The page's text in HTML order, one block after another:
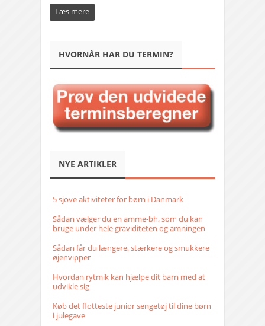
Læs mere
HVORNÅR HAR DU TERMIN?
NYE ARTIKLER
5 sjove aktiviteter for børn i Danmark
Sådan vælger du en amme-bh, som du kan
bruge under hele graviditeten og amningen
Sådan får du længere, stærkere og smukkere
øjenvipper
Hvordan rytmik kan hjælpe dit barn med at
udvikle sig
Køb det flotteste junior sengetøj til dine børn
i julegave